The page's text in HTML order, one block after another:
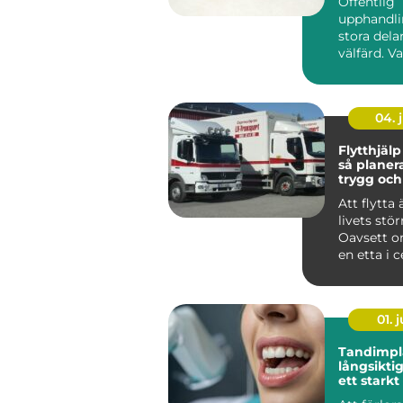
stora
välfärd.
köps in ...
04.
så
trygg
Att flytta
livets
Oavsett
en etta i
01.
ett starkt